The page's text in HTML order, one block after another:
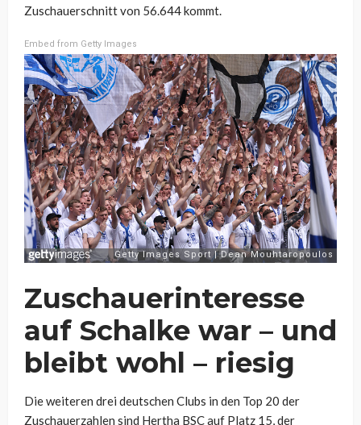
Zuschauerschnitt von 56.644 kommt.
Embed from Getty Images
Zuschauerinteresse
auf Schalke war – und
bleibt wohl – riesig
Die weiteren drei deutschen Clubs in den Top 20 der
Zuschauerzahlen sind Hertha BSC auf Platz 15, der